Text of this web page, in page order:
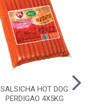
SALSICHA HOT DOG
PERDIGAO 4X5KG